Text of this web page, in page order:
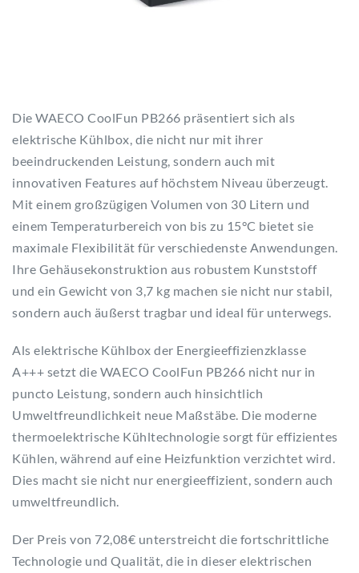
Die WAECO CoolFun PB266 präsentiert sich als
elektrische Kühlbox, die nicht nur mit ihrer
beeindruckenden Leistung, sondern auch mit
innovativen Features auf höchstem Niveau überzeugt.
Mit einem großzügigen Volumen von 30 Litern und
einem Temperaturbereich von bis zu 15°C bietet sie
maximale Flexibilität für verschiedenste Anwendungen.
Ihre Gehäusekonstruktion aus robustem Kunststoff
und ein Gewicht von 3,7 kg machen sie nicht nur stabil,
sondern auch äußerst tragbar und ideal für unterwegs.
Als elektrische Kühlbox der Energieeffizienzklasse
A+++ setzt die WAECO CoolFun PB266 nicht nur in
puncto Leistung, sondern auch hinsichtlich
Umweltfreundlichkeit neue Maßstäbe. Die moderne
thermoelektrische Kühltechnologie sorgt für effizientes
Kühlen, während auf eine Heizfunktion verzichtet wird.
Dies macht sie nicht nur energieeffizient, sondern auch
umweltfreundlich.
Der Preis von 72,08€ unterstreicht die fortschrittliche
Technologie und Qualität, die in dieser elektrischen